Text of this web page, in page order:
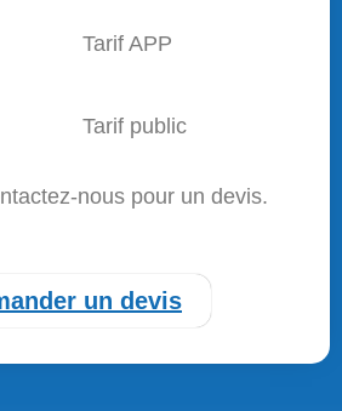
Tarif APP
Tarif public
nous pour un devis.
un devis